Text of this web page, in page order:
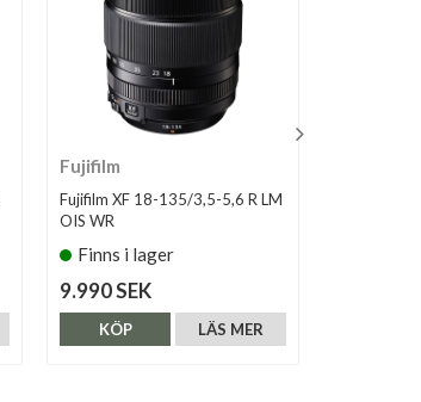
Fujifilm
Fujifilm XF 18-135/3,5-5,6 R LM
OIS WR
Finns i lager
9.990 SEK
LÄS MER
KÖP